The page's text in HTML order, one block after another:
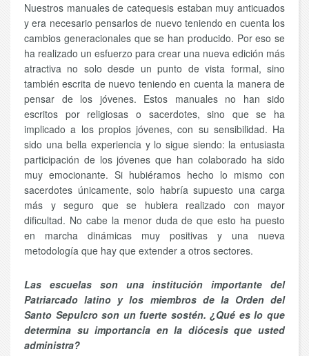
Nuestros manuales de catequesis estaban muy anticuados
y era necesario pensarlos de nuevo teniendo en cuenta los
cambios generacionales que se han producido. Por eso se
ha realizado un esfuerzo para crear una nueva edición más
atractiva no solo desde un punto de vista formal, sino
también escrita de nuevo teniendo en cuenta la manera de
pensar de los jóvenes. Estos manuales no han sido
escritos por religiosas o sacerdotes, sino que se ha
implicado a los propios jóvenes, con su sensibilidad. Ha
sido una bella experiencia y lo sigue siendo: la entusiasta
participación de los jóvenes que han colaborado ha sido
muy emocionante. Si hubiéramos hecho lo mismo con
sacerdotes únicamente, solo habría supuesto una carga
más y seguro que se hubiera realizado con mayor
dificultad. No cabe la menor duda de que esto ha puesto
en marcha dinámicas muy positivas y una nueva
metodología que hay que extender a otros sectores.
Las escuelas son una institución importante del
Patriarcado latino y los miembros de la Orden del
Santo Sepulcro son un fuerte sostén. ¿Qué es lo que
determina su importancia en la diócesis que usted
administra?